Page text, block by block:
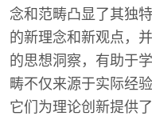
念和范畴凸显了其独
的新理念和新观点，
的思想洞察，有助于
畴不仅来源于实际经
它们为理论创新提供